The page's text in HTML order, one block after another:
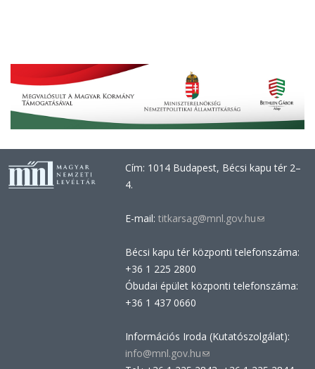
Cím: 1014 Budapest, Bécsi kapu tér 2–
4.
E-mail: titkarsag@mnl.gov.hu(link
e-
Bécsi kapu tér központi telefonszáma:
+36 1 225 2800
Óbudai épület központi telefonszáma:
+36 1 437 0660
Információs Iroda (Kutatószolgálat):
info@mnl.gov.hu(link